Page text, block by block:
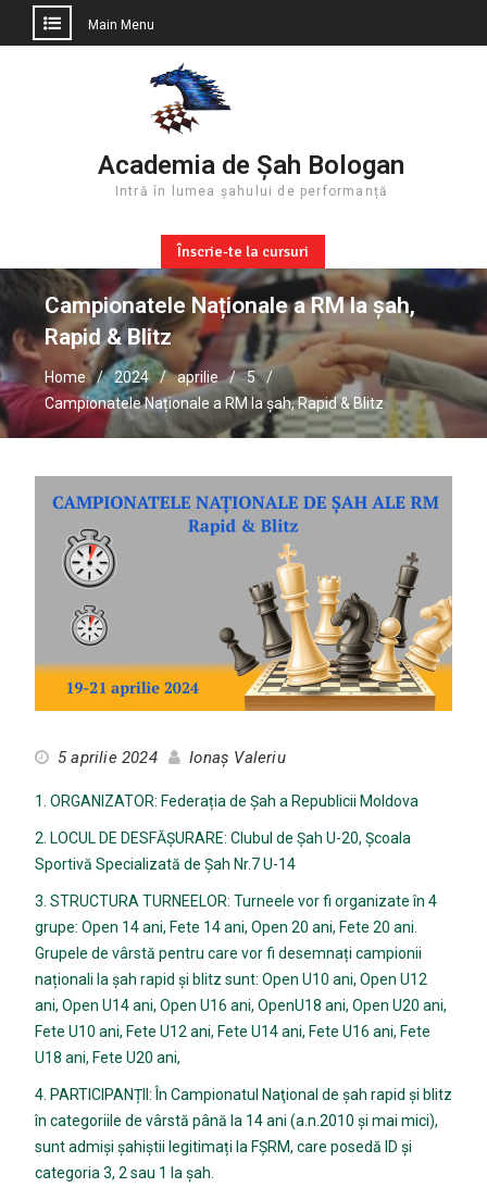
Main Menu
Academia de Șah Bologan
Intră în lumea șahului de performanță
Înscrie-te la cursuri
Campionatele Naționale a RM la șah,
Rapid & Blitz
Home 2024 aprilie
5
Campionatele Naționale a RM la șah, Rapid & Blitz
5 aprilie 2024 Ionaș Valeriu
1. ORGANIZATOR: Federația de Șah a Republicii Moldova
2. LOCUL DE DESFĂȘURARE: Clubul de Șah U-20, Școala
Sportivă Specializată de Șah Nr.7 U-14
3. STRUCTURA TURNEELOR: Turneele vor fi organizate în 4
grupe: Open 14 ani, Fete 14 ani, Open 20 ani, Fete 20 ani.
Grupele de vârstă pentru care vor fi desemnați campionii
naționali la șah rapid și blitz sunt: Open U10 ani, Open U12
ani, Open U14 ani, Open U16 ani, OpenU18 ani, Open U20 ani,
Fete U10 ani, Fete U12 ani, Fete U14 ani, Fete U16 ani, Fete
U18 ani, Fete U20 ani,
4. PARTICIPANȚII: În Campionatul Naţional de şah rapid și blitz
în categoriile de vârstă până la 14 ani (a.n.2010 și mai mici),
sunt admiși șahiștii legitimați la FȘRM, care posedă ID și
categoria 3, 2 sau 1 la șah.